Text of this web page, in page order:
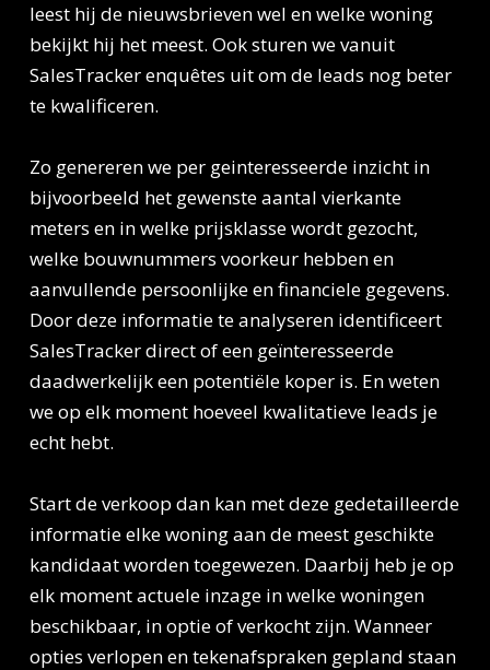
leest hij de nieuwsbrieven wel en welke woning
bekijkt hij het meest. Ook sturen we vanuit
SalesTracker enquêtes uit om de leads nog beter
te kwalificeren.
Zo genereren we per geinteresseerde inzicht in
bijvoorbeeld het gewenste aantal vierkante
meters en in welke prijsklasse wordt gezocht,
welke bouwnummers voorkeur hebben en
aanvullende persoonlijke en financiele gegevens.
Door deze informatie te analyseren identificeert
SalesTracker direct of een geïnteresseerde
daadwerkelijk een potentiële koper is. En weten
we op elk moment hoeveel kwalitatieve leads je
echt hebt.
Start de verkoop dan kan met deze gedetailleerde
informatie elke woning aan de meest geschikte
kandidaat worden toegewezen. Daarbij heb je op
elk moment actuele inzage in welke woningen
beschikbaar, in optie of verkocht zijn. Wanneer
opties verlopen en tekenafspraken gepland staan